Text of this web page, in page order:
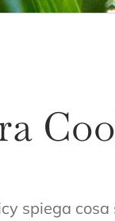
spiega